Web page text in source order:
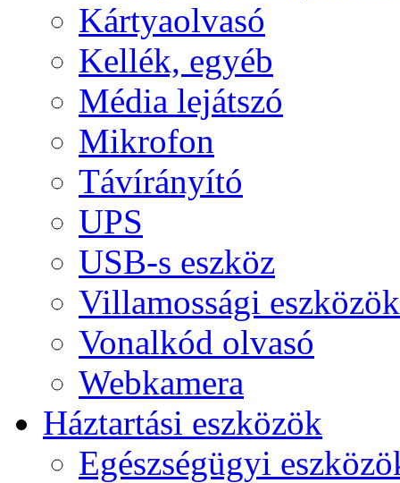
Kártyaolvasó
Kellék, egyéb
Média lejátszó
Mikrofon
Távírányító
UPS
USB-s eszköz
Villamossági eszközök
Vonalkód olvasó
Webkamera
Háztartási eszközök
Egészségügyi